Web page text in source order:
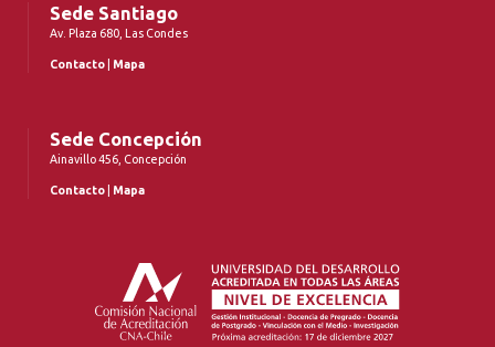
Sede Santiago
Av. Plaza 680, Las Condes
Contacto Mapa
Sede Concepción
Ainavillo 456, Concepción
Contacto Mapa